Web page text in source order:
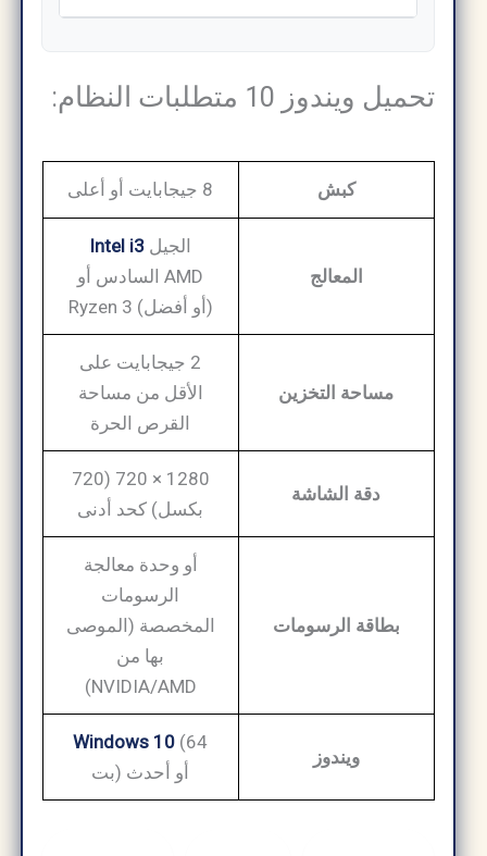
تحميل ويندوز 10 متطلبات النظام:
كبش
المعالج
Intel i3 الجيل
السادس أو AMD
مساحة التخزين
2 جيجابايت على
الأقل من مساحة
القرص الحرة
دقة الشاشة
1280 × 720 (720
بكسل) كحد أدنى
بطاقة الرسومات
أو وحدة معالجة
الرسومات
المخصصة (الموصى
بها من
NVIDIA/AMD)
ويندوز
Windows 10(64
بت) أو أحدث